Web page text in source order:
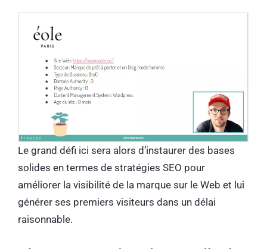
Le grand défi ici sera alors d’instaurer des bases
solides en termes de stratégies SEO pour
améliorer la visibilité de la marque sur le Web et lui
générer ses premiers visiteurs dans un délai
raisonnable.